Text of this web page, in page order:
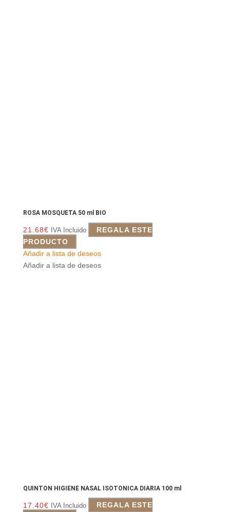
ROSA MOSQUETA 50 ml BIO
21.68€ IVA Incluido
REGALA ESTE
PRODUCTO
Añadir a lista de deseos
Añadir a lista de deseos
QUINTON HIGIENE NASAL ISOTONICA DIARIA 100 ml
17.40€ IVA Incluido
REGALA ESTE